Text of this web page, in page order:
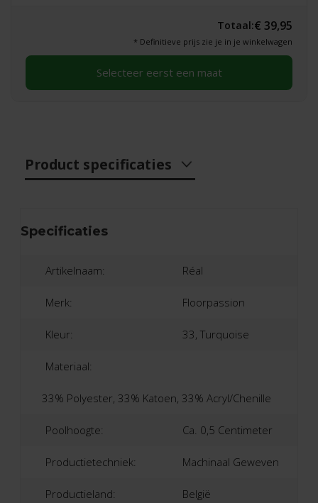
Totaal:€ 39,95
* Definitieve prijs zie je in je winkelwagen
Selecteer eerst een maat
Product specificaties
Specificaties
Artikelnaam: Réal
Merk: Floorpassion
Kleur: 33, Turquoise
Materiaal:
33% Polyester, 33% Katoen, 33% Acryl/Chenille
Poolhoogte: Ca. 0,5 Centimeter
Productietechniek: Machinaal Geweven
Productieland: België